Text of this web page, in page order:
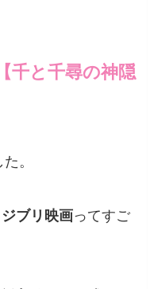
千と千尋の神隠
。
ジブリ映画ってすご